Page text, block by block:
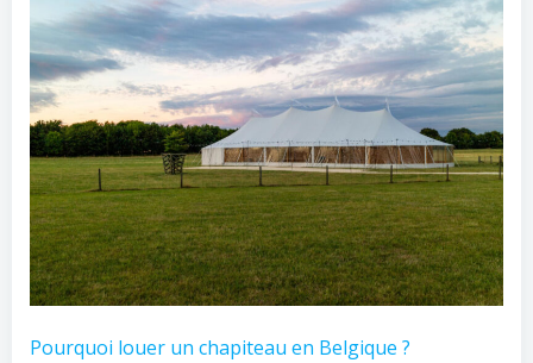
Pourquoi louer un chapiteau en Belgique ?